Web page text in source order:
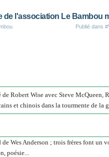
l'association Le Bambou
Publié dans
Robert Wise avec Steve McQueen,
et chinois dans la tourmente de la
Wes Anderson ; trois frères font un
poésie...